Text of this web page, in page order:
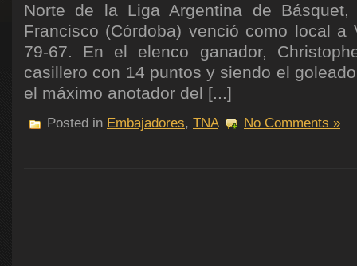
Norte de la Liga Argentina de
Francisco (Córdoba) venció como local a
79-67. En el elenco ganador,
casillero con 14 puntos y siendo el
el máximo anotador del [...]
Posted in Embajadores, TNA No Comments »